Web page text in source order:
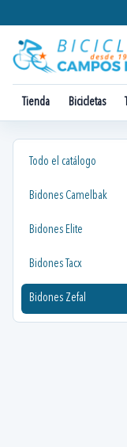
Tienda Bicicletas
Todo el catálogo
Bidones Camelbak
Bidones Elite
Bidones Tacx
Bidones Zefal